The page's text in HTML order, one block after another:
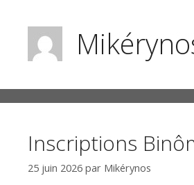
Inscriptions
25 juin 2026 par Mikérynos